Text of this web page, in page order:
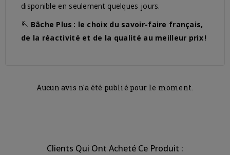
disponible en seulement quelques jours.
🪡 Bâche Plus : le choix du savoir-faire français,
de la réactivité et de la qualité au meilleur prix !
Aucun avis n'a été publié pour le moment.
Clients Qui Ont Acheté Ce Produit :